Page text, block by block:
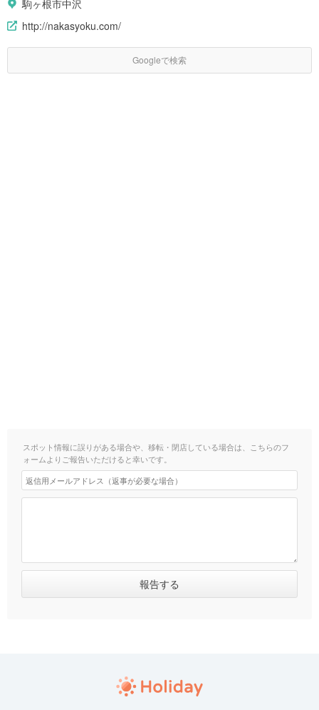
駒ヶ根市中沢
http://nakasyoku.com/
Googleで検索
スポット情報に誤りがある場合や、移転・閉店している場合は、こちらのフ
ォームよりご報告いただけると幸いです。